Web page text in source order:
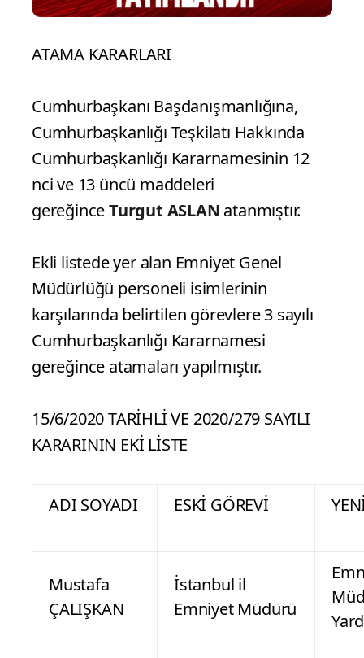
ATAMA KARARLARI
Cumhurbaşkanı Başdanışmanlığına,
Cumhurbaşkanlığı Teşkilatı Hakkında
Cumhurbaşkanlığı Kararnamesinin 12
nci ve 13 üncü maddeleri
gereğinceTurgut ASLAN atanmıştır.
Ekli listede yer alan Emniyet Genel
Müdürlüğü personeli isimlerinin
karşılarında belirtilen görevlere 3 sayılı
Cumhurbaşkanlığı Kararnamesi
gereğince atamaları yapılmıştır.
15/6/2020 TARİHLİ VE 2020/279 SAYILI
KARARININ EKİ LİSTE
ADI SOYADI ESKİ GÖREVİ
Mustafa
ÇALIŞKAN
İstanbul il
Emniyet Müdürü